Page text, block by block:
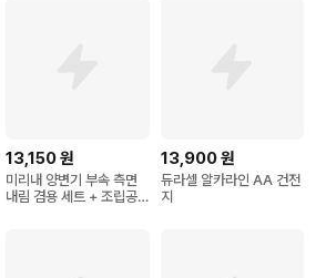
13,150원
미리내 양변기 부속 측면
내림 겸용 세트 + 조립공
13,900원
듀라셀 알카라인 AA 건전
지